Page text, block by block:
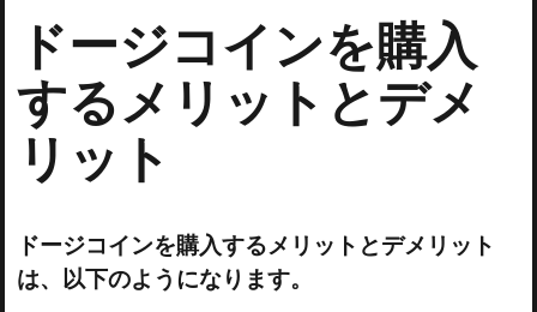
ドージコインを購入
するメリットとデメ
リット
ドージコインを購入するメリットとデメリット
は、以下のようになります。